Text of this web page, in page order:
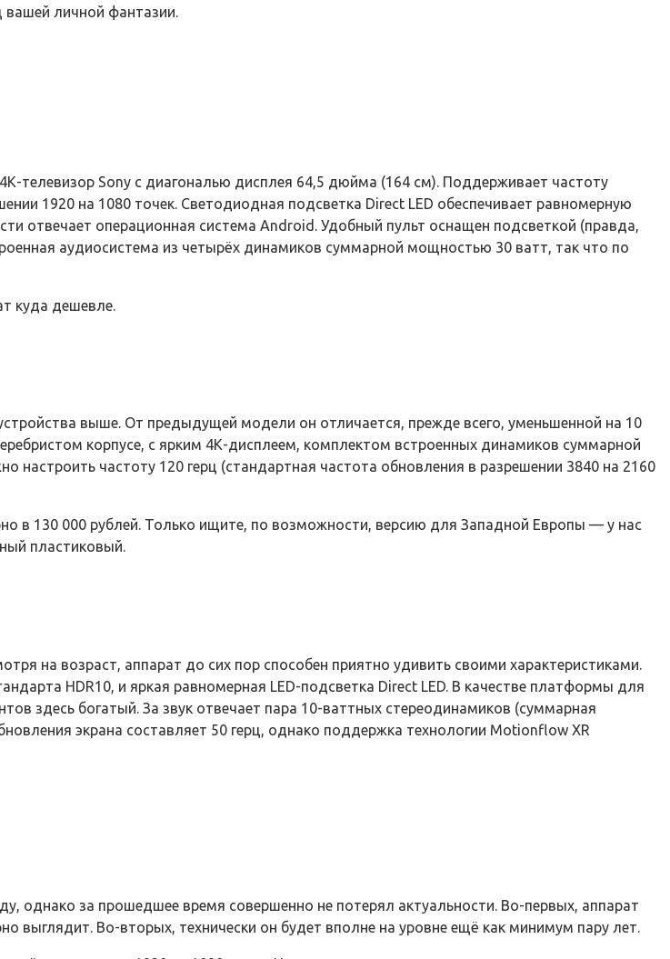
вашей личной фантазии.
Sony с диагональю дисплея 64,5 дюйма (164 см). Поддерживает частоту
1920 на 1080 точек. Светодиодная подсветка Direct LED обеспечивает равномерную
отвечает операционная система Android. Удобный пульт оснащен подсветкой (правда,
аудиосистема из четырёх динамиков суммарной мощностью 30 ватт, так что по
куда дешевле.
выше. От предыдущей модели он отличается, прежде всего, уменьшенной на 10
корпусе, с ярким 4К-дисплеем, комплектом встроенных динамиков суммарной
настроить частоту 120 герц (стандартная частота обновления в разрешении 3840 на 2160
в 130 000 рублей. Только ищите, по возможности, версию для Западной Европы — у нас
пластиковый.
на возраст, аппарат до сих пор способен приятно удивить своими характеристиками.
HDR10, и яркая равномерная LED-подсветка Direct LED. В качестве платформы для
здесь богатый. За звук отвечает пара 10-ваттных стереодинамиков (суммарная
экрана составляет 50 герц, однако поддержка технологии Motionflow XR
однако за прошедшее время совершенно не потерял актуальности. Во-первых, аппарат
выглядит. Во-вторых, технически он будет вполне на уровне ещё как минимум пару лет.